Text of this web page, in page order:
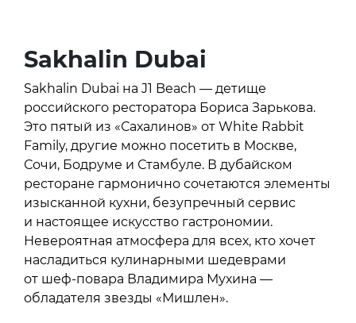
Sakhalin Dubai
Sakhalin Dubai на J1 Beach — детище
российского ресторатора Бориса Зарькова.
Это пятый из «Сахалинов» от White Rabbit
Family, другие можно посетить в Москве,
Сочи, Бодруме и Стамбуле. В дубайском
ресторане гармонично сочетаются элементы
изысканной кухни, безупречный сервис
и настоящее искусство гастрономии.
Невероятная атмосфера для всех, кто хочет
насладиться кулинарными шедеврами
от шеф-повара Владимира Мухина —
обладателя звезды «Мишлен».